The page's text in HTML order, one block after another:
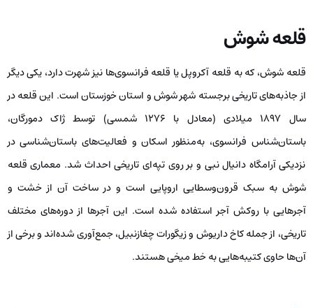
قلعه شوش
قلعه شوش، که به قلعه آکروپل یا قلعه فرانسوی‌ها نیز شهرت دارد، یکی دیگر
از جاذبه‌های تاریخی برجسته شهر شوش و استان خوزستان است. این قلعه در
سال ۱۸۹۷ میلادی (معادل با ۱۲۷۶ شمسی) توسط ژاک دمورگان،
باستان‌شناس فرانسوی، به‌منظور اسکان و فعالیت‌های باستان‌شناسی در
نزدیکی آرامگاه دانیال نبی و بر روی تپه‌ای تاریخی احداث شد. معماری قلعه
شوش به سبک قرون‌وسطایی اروپایی است و در ساخت آن از خشت و
آجرهایی با روکش آجر استفاده شده است. این آجرها از دوره‌های مختلف
تاریخی، از جمله کاخ داریوش و زیگورات چغازنبیل، جمع‌آوری شده‌اند و برخی از
آن‌ها حاوی کتیبه‌هایی به خط میخی هستند.